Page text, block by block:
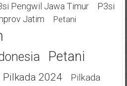
Pengwil Jawa Timur
P3si
Jatim Petani
Petani
Pilkada 2024
Pilkada